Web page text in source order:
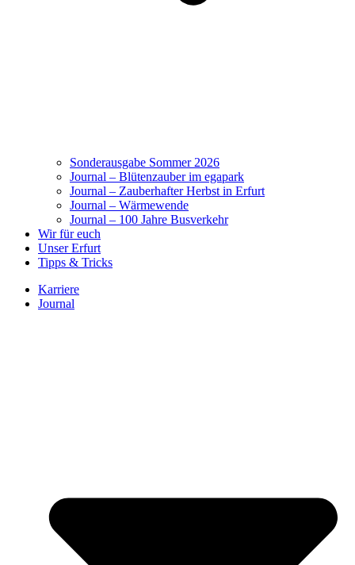
Sonderausgabe Sommer 2026
Journal – Blütenzauber im egapark
Journal – Zauberhafter Herbst in Erfurt
Journal – Wärmewende
Journal – 100 Jahre Busverkehr
Wir für euch
Unser Erfurt
Tipps & Tricks
Karriere
Journal